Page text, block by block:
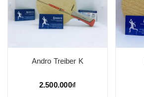
Andro Treiber K
2.500.000₫